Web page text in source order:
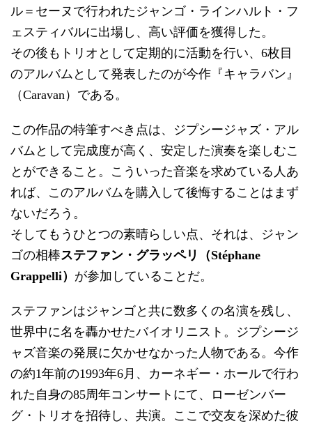
ル＝セーヌで行われたジャンゴ・ラインハルト・フ
ェスティバルに出場し、高い評価を獲得した。
その後もトリオとして定期的に活動を行い、6枚目
のアルバムとして発表したのが今作『キャラバン』
（Caravan）である。
この作品の特筆すべき点は、ジプシージャズ・アル
バムとして完成度が高く、安定した演奏を楽しむこ
とができること。こういった音楽を求めている人あ
れば、このアルバムを購入して後悔することはまず
ないだろう。
そしてもうひとつの素晴らしい点、それは、ジャン
ゴの相棒ステファン・グラッペリ（Stéphane
Grappelli） が参加していることだ。
ステファンはジャンゴと共に数多くの名演を残し、
世界中に名を轟かせたバイオリニスト。ジプシージ
ャズ音楽の発展に欠かせなかった人物である。今作
の約1年前の1993年6月、カーネギー・ホールで行わ
れた自身の85周年コンサートにて、ローゼンバー
グ・トリオを招待し、共演。ここで交友を深めた彼